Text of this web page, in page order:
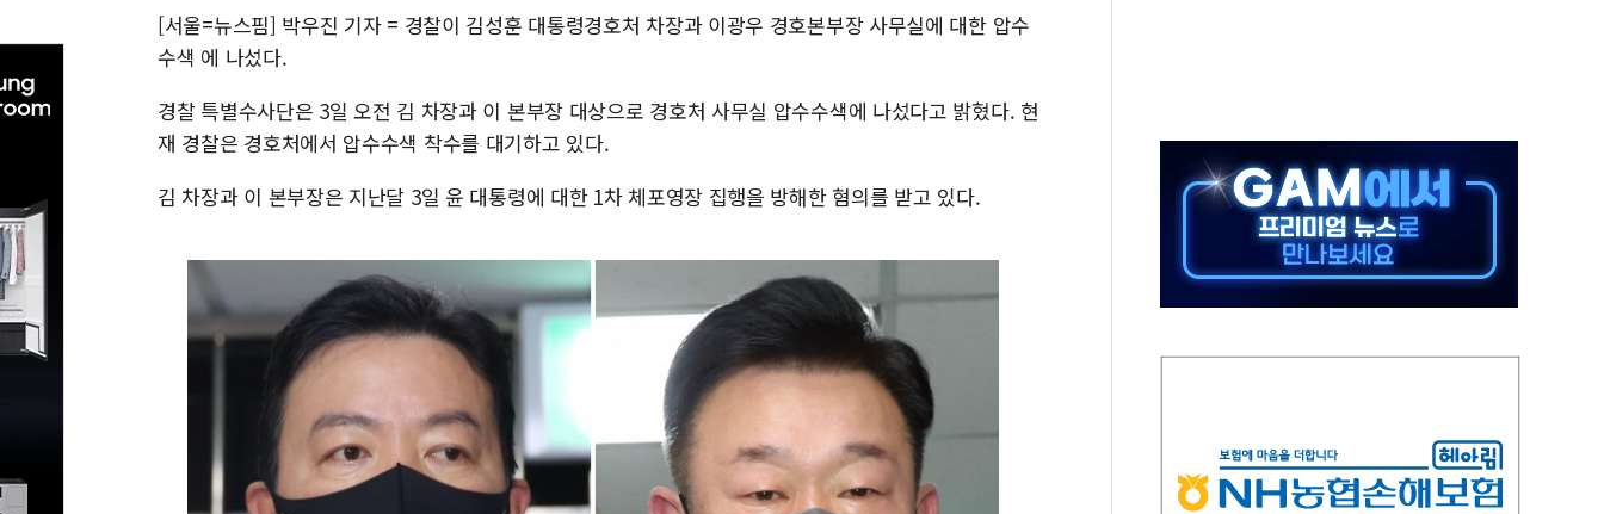
동해시, 11~14일 '별똥별 멍' 운영…페르세우스 유성우 관측
폭염에 車 운전면허 기능시험 오전 집중 편성…체감온도 38도 넘으면 중단
李대통령, 'ISA·주가누르기 방지법' 전면 재검토 지시
'호우 특보' 경북 울진 시간당 20~30mm 강한 비...가뭄 해소될 듯
오세훈 "용산공원 주택 검토, 민주당 스스로 원칙 뒤집는 것"
[서울=뉴스핌] 박우진 기자 = 경찰이 김성훈 대통령경호처 차장과 이광우 경호본부장 사무실에 대한 압수
수색 에 나섰다.
경찰 특별수사단은 3일 오전 김 차장과 이 본부장 대상으로 경호처 사무실 압수수색에 나섰다고 밝혔다. 현
재 경찰은 경호처에서 압수수색 착수를 대기하고 있다.
김 차장과 이 본부장은 지난달 3일 윤 대통령에 대한 1차 체포영장 집행을 방해한 혐의를 받고 있다.